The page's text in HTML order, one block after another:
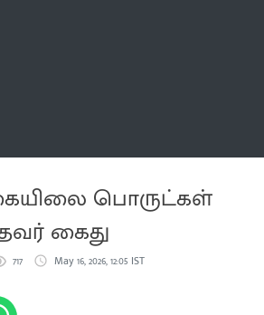
பொருட்கள்
கைது
717 May 16, 2026, 12:05 IST